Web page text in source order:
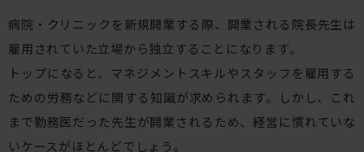
病院・クリニックを新規開業する際、開業される院長先生は
雇用されていた立場から独立することになります。
トップになると、マネジメントスキルやスタッフを雇用する
ための労務などに関する知識が求められます。しかし、これ
まで勤務医だった先生が開業されるため、経営に慣れていな
いケースがほとんどでしょう。